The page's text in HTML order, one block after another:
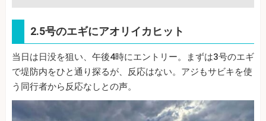
2.5号のエギにアオリイカヒット
当日は日没を狙い、午後4時にエントリー。まずは3号のエギ
で堤防内をひと通り探るが、反応はない。アジもサビキを使
う同行者から反応なしとの声。